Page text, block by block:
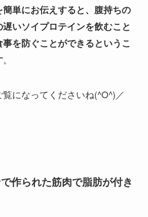
単にお伝えすると、腹持ちの
いソイプロテインを飲むこと
を防ぐことができるというこ
。
になってくださいね(^O^)／
作られた筋肉で脂肪が付き